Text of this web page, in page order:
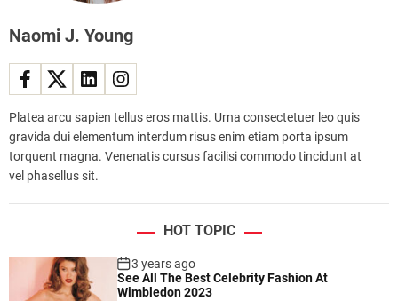
Naomi J. Young
Platea arcu sapien tellus eros mattis. Urna consectetuer leo quis
gravida dui elementum interdum risus enim etiam porta ipsum
torquent magna. Venenatis cursus facilisi commodo tincidunt at
vel phasellus sit.
HOT TOPIC
3 years ago
See All The Best Celebrity Fashion At
Wimbledon 2023